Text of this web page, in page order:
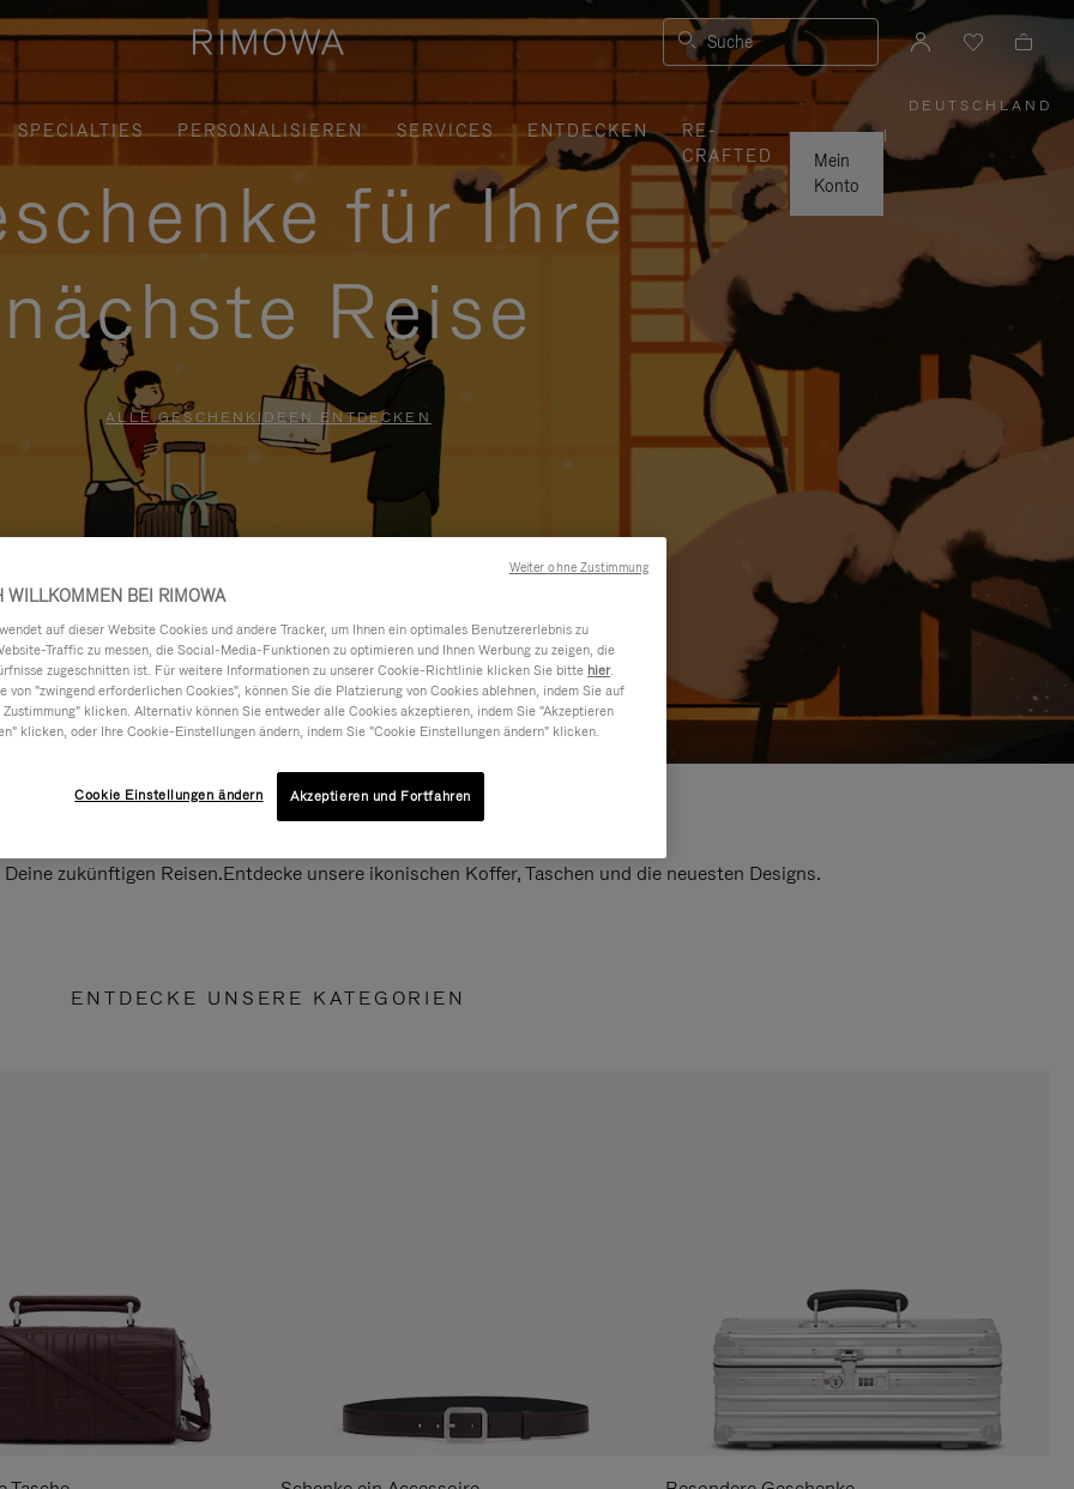
Suche
SPECIALTIES PERSONALISIEREN SERVICES ENTDECKEN
RE-
CRAFTED
Mein
Konto
DEUTSCHLAND
,
WÄHLEN
IHRE
REGION
AUS
|
für Ihre
nächste Reise
ALLE GESCHENKIDEEN ENTDECKEN
zukünftigen Reisen.Entdecke unsere ikonischen Koffer, Taschen und die neuesten Designs.
ENTDECKE UNSERE KATEGORIEN
WILLKOMMEN BEI RIMOWA
auf dieser Website Cookies und andere Tracker, um Ihnen ein optimales Benutzererlebnis zu
Traffic zu messen, die Social-Media-Funktionen zu optimieren und Ihnen Werbung zu zeigen, die
zugeschnitten ist. Für weitere Informationen zu unserer Cookie-Richtlinie klicken Sie bitte hier.
von "zwingend erforderlichen Cookies", können Sie die Platzierung von Cookies ablehnen, indem Sie auf
klicken. Alternativ können Sie entweder alle Cookies akzeptieren, indem Sie "Akzeptieren
klicken, oder Ihre Cookie-Einstellungen ändern, indem Sie "Cookie Einstellungen ändern" klicken.
Cookie Einstellungen ändern Akzeptieren und Fortfahren
Weiter ohne Zustimmung